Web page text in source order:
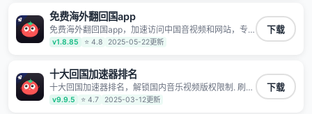
免费海外翻回国app
免费海外翻回国app，加速访问中国音视频和网站，专
业回国加速器，帮你加速访问优酷、bilibili、腾讯视频、
爱奇艺等，加速国服游戏，例如原神、阴阳师、和平精
明日方舟、战双帕弥什、sky光·遇、另一个伊甸园等国
内各种服务,回国加速器致力于帮助海外华人和留学生、
港澳台地区用户提供最好的回国游戏和音乐视频加速服
务，可以在海外或港澳台地区流畅加速国服游戏和音视
v1.8.85 ⭐ 4.8 2025-05-22更新
下载
十大回国加速器排名
十大回国加速器排名，解锁国内音乐视频版权限制. 刷剧
不卡，高清秒开. 有效降低国服游戏延迟. 提升国内主流
应用访问速度 ; 独创加速黑科技 · 海量边缘. 动态多线. 智
v9.9.5 ⭐ 4.7 2025-03-12更新
下载